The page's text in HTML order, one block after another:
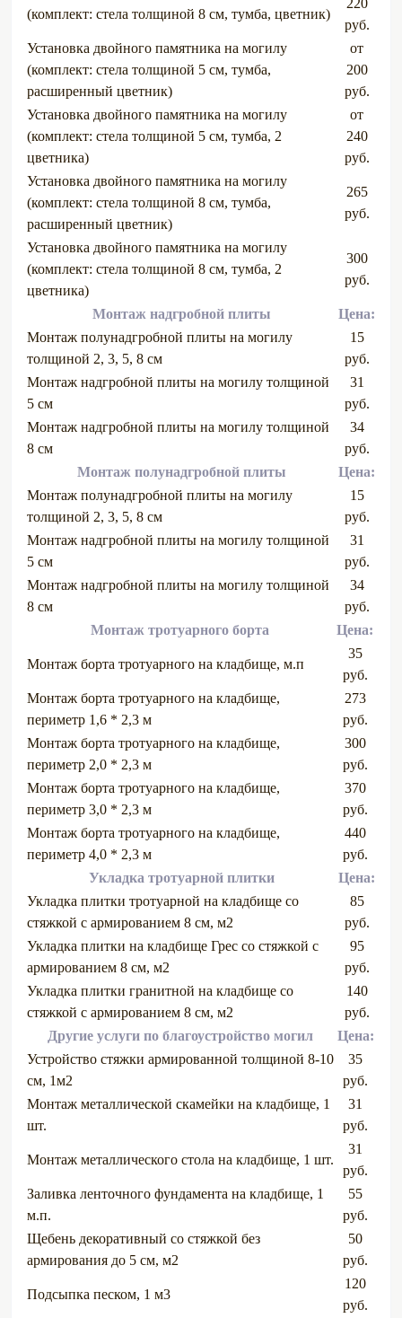
(комплект: стела толщиной 8 см, тумба, цветник)
руб.
Установка двойного памятника на могилу
(комплект: стела толщиной 5 см, тумба,
расширенный цветник)
от
200
руб.
Установка двойного памятника на могилу
(комплект: стела толщиной 5 см, тумба, 2
цветника)
от
240
руб.
Установка двойного памятника на могилу
(комплект: стела толщиной 8 см, тумба,
расширенный цветник)
265
руб.
Установка двойного памятника на могилу
(комплект: стела толщиной 8 см, тумба, 2
цветника)
300
руб.
Монтаж надгробной плиты
Цена:
Монтаж полунадгробной плиты на могилу
толщиной 2, 3, 5, 8 см
15
руб.
Монтаж надгробной плиты на могилу толщиной
5 см
31
руб.
Монтаж надгробной плиты на могилу толщиной
8 см
34
руб.
Монтаж полунадгробной плиты
Цена:
Монтаж полунадгробной плиты на могилу
толщиной 2, 3, 5, 8 см
15
руб.
Монтаж надгробной плиты на могилу толщиной
5 см
31
руб.
Монтаж надгробной плиты на могилу толщиной
8 см
34
руб.
Монтаж тротуарного борта
Цена:
Монтаж борта тротуарного на кладбище, м.п
35
руб.
Монтаж борта тротуарного на кладбище,
периметр 1,6 * 2,3 м
273
руб.
Монтаж борта тротуарного на кладбище,
периметр 2,0 * 2,3 м
300
руб.
Монтаж борта тротуарного на кладбище,
периметр 3,0 * 2,3 м
370
руб.
Монтаж борта тротуарного на кладбище,
периметр 4,0 * 2,3 м
440
руб.
Укладка тротуарной плитки
Цена:
Укладка плитки тротуарной на кладбище со
стяжкой с армированием 8 см, м2
85
руб.
Укладка плитки на кладбище Грес со стяжкой с
армированием 8 см, м2
95
руб.
Укладка плитки гранитной на кладбище со
стяжкой с армированием 8 см, м2
140
руб.
Другие услуги по благоустройство могил
Цена:
Устройство стяжки армированной толщиной 8-10
см, 1м2
35
руб.
Монтаж металлической скамейки на кладбище, 1
шт.
31
руб.
Монтаж металлического стола на кладбище, 1 шт.
31
руб.
Заливка ленточного фундамента на кладбище, 1
м.п.
55
руб.
Щебень декоративный со стяжкой без
армирования до 5 см, м2
50
руб.
Подсыпка песком, 1 м3
120
руб.